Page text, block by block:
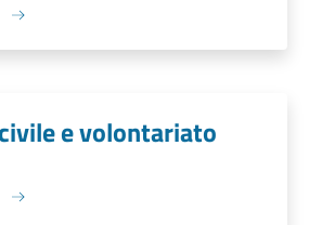
e volontariato